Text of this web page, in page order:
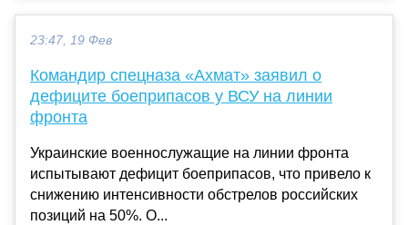
23:47, 19 Фев
Командир спецназа «Ахмат» заявил о
дефиците боеприпасов у ВСУ на линии
фронта
Украинские военнослужащие на линии фронта
испытывают дефицит боеприпасов, что привело к
снижению интенсивности обстрелов российских
позиций на 50%. О...